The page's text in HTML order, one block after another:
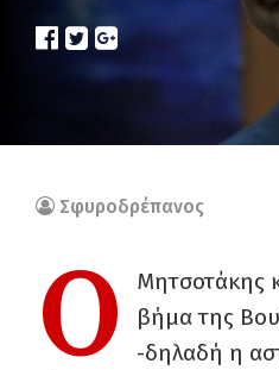
Σφυροδρέπανος
Ο
Μητσοτάκης
βήμα της
-δηλαδή η